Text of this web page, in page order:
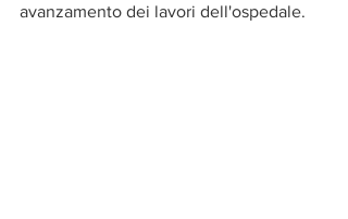
avanzamento dei lavori dell'ospedale.